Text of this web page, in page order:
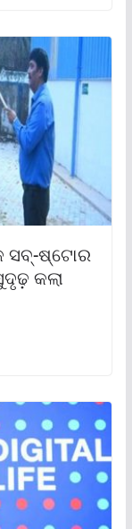
ସବ୍-ଷ୍ଟୋର
କଲା